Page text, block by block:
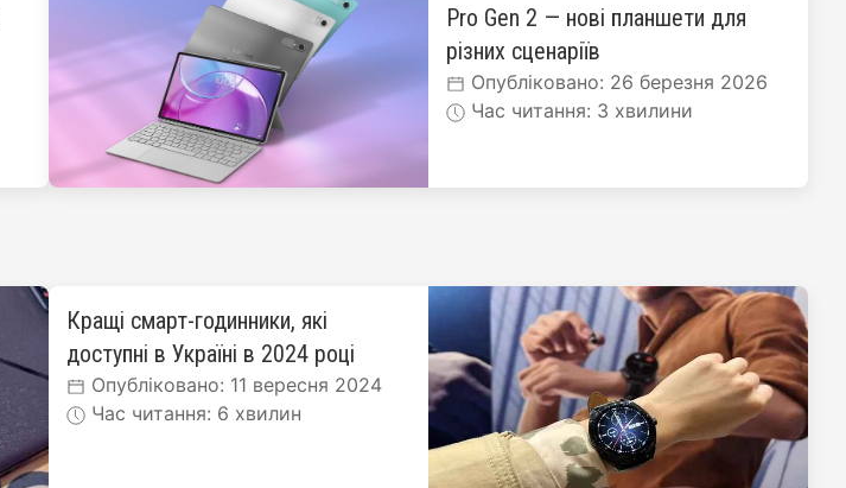
Pro Gen 2 — нові планшети для
різних сценаріїв
Опубліковано: 26 березня 2026
Час читання: 3 хвилини
Кращі смарт-годинники, які
доступні в Україні в 2024 році
Опубліковано: 11 вересня 2024
Час читання: 6 хвилин